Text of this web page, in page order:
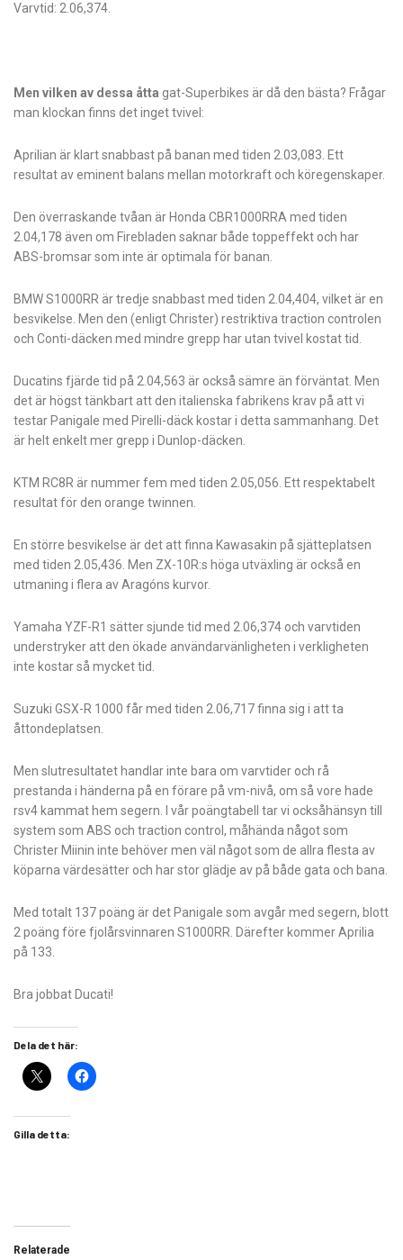
Varvtid: 2.06,374.
Men vilken av dessa åtta gat-Superbikes är då den bästa? Frågar
man klockan finns det inget tvivel:
Aprilian är klart snabbast på banan med tiden 2.03,083. Ett
resultat av eminent balans mellan motorkraft och kör­egenskaper.
Den överraskande tvåan är Honda CBR1000RRA med tiden
2.04,178 även om Firebladen saknar både toppeffekt och har
ABS-bromsar som inte är optimala för banan.
BMW S1000RR är tredje snabbast med tiden 2.04,404, vilket är en
besvikelse. Men den (enligt Christer) restriktiva traction controlen
och Conti-däcken med mindre grepp har utan tvivel kostat tid.
Ducatins fjärde tid på 2.04,563 är också sämre än förväntat. Men
det är högst tänkbart att den italienska fabrikens krav på att vi
testar Panigale med Pirelli-däck kostar i detta sammanhang. Det
är helt enkelt mer grepp i Dunlop-däcken.
KTM RC8R är nummer fem med tiden 2.05,056. Ett respektabelt
resultat för den orange twinnen.
En större besvikelse är det att finna Kawasakin på sjätteplatsen
med tiden 2.05,436. Men ZX-10R:s höga utväxling är också en
utmaning i flera av Aragóns kurvor.
Yamaha YZF-R1 sätter sjunde tid med 2.06,374 och varvtiden
understryker att den ökade användarvänligheten i verkligheten
inte kostar så mycket tid.
Suzuki GSX-R 1000 får med tiden 2.06,717 finna sig i att ta
åttondeplatsen­.
Men slutresultatet handlar inte bara om varvtider och rå
prestanda i händerna på en förare på vm-nivå, om så vore hade
rsv4 kammat hem segern. I vår poängtabell tar vi ocksåhänsyn till
system som ABS och traction control, måhända något som
Christer Miinin inte behöver men väl något som de allra flesta av
köparna värdesätter och har stor glädje av på både gata och bana.
Med totalt 137 poäng är det Panigale som avgår med segern, blott
2 poäng före fjolårsvinnaren S1000RR. Därefter kommer Aprilia
på 133.
Bra jobbat Ducati!
Dela det här:
Gilla detta:
Relaterade